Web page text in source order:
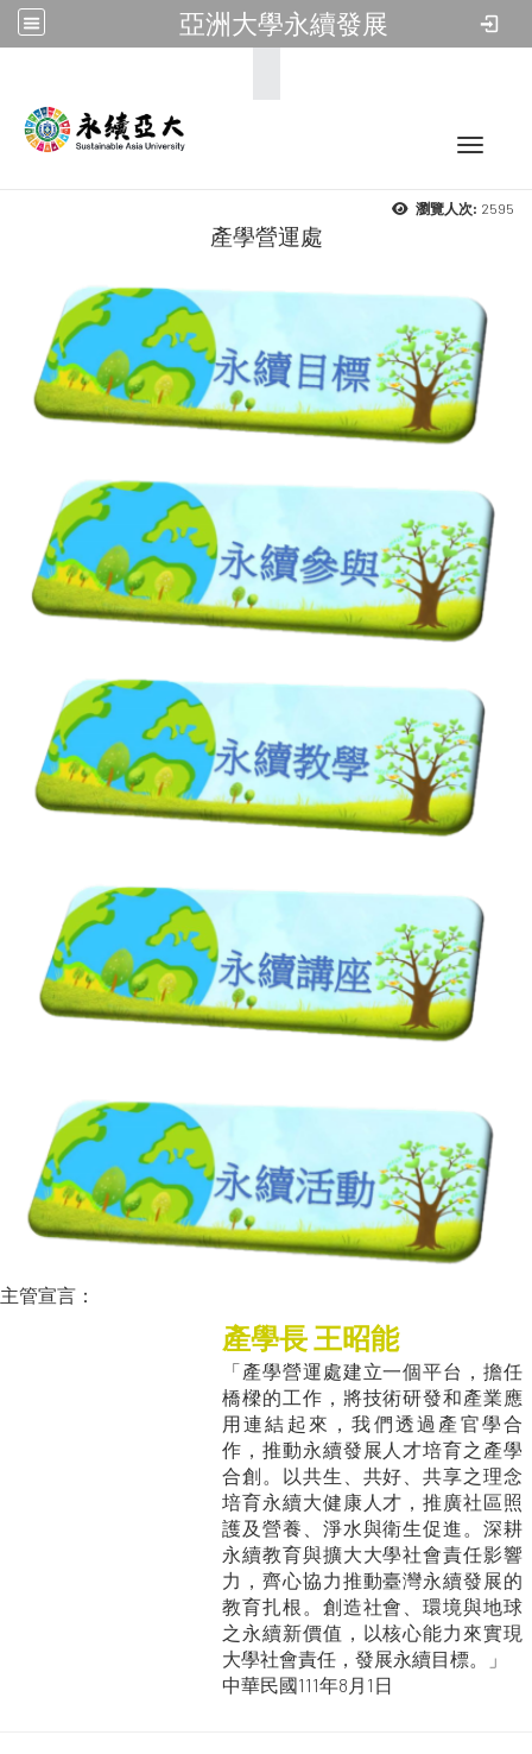
亞洲大學永續發展
Toggle
瀏覽人次: 2595
產學營運處
主管宣言：
產學長 王昭能
「產學營運處建立一個平台，擔任
橋樑的工作，將技術研發和產業應
用連結起來，我們透過產官學合
作，推動永續發展人才培育之產學
合創。以共生、共好、共享之理念
培育永續大健康人才，推廣社區照
護及營養、淨水與衛生促進。深耕
永續教育與擴大大學社會責任影響
力，齊心協力推動臺灣永續發展的
教育扎根。創造社會、環境與地球
之永續新價值，以核心能力來實現
大學社會責任，發展永續目標。」
中華民國111年8月1日